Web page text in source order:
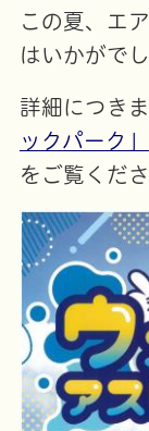
この夏、エ
はいかがで
詳細につきま
ックパーク」
をご覧くださ